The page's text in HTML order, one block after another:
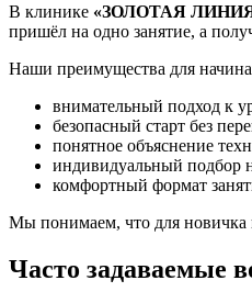
В клинике «ЗОЛОТАЯ
пришёл на одно занятие, а
Наши преимущества для
внимательный подход к
безопасный старт без
понятное объяснение
индивидуальный подбор
комфортный формат
Мы понимаем, что для
Часто задаваемые